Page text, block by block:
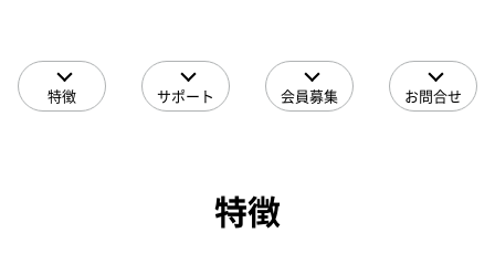
特徴 サポート 会員募集 お問合せ
特徴